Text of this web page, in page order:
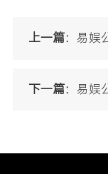
上一篇： 易娱
下一篇： 易娱